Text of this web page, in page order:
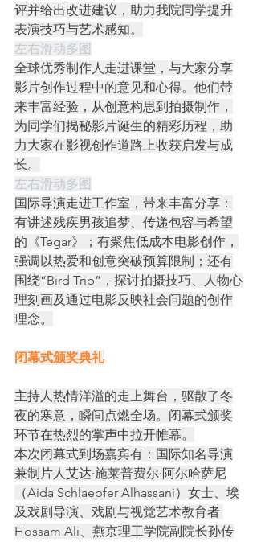
评并给出改进建议，助力我院同学提升
表演技巧与艺术感知。
左右滑动多图
全球优秀制作人走进课堂，与大家分享
影片创作过程中的意见和心得。他们带
来丰富经验，从创意构思到拍摄制作，
为同学们揭秘影片诞生的精彩历程，助
力大家在影视创作道路上收获启发与成
长。
左右滑动多图
国际导演走进工作室，带来丰富分享：
有讲述残疾男孩追梦、传递包容与希望
的《Tegar》；有聚焦低成本电影创作，
强调以热爱和创意突破预算限制；还有
围绕“Bird Trip”，探讨拍摄技巧、人物心
理刻画及通过电影反映社会问题的创作
理念。
闭幕式颁奖典礼
主持人热情洋溢的走上舞台，驱散了冬
夜的寒意，瞬间点燃全场。闭幕式颁奖
环节在热烈的掌声中拉开帷幕。
本次闭幕式到场嘉宾有：国际知名导演
兼制片人艾达·施莱普费尔·阿尔哈萨尼
（Aida Schlaepfer Alhassani）女士、埃
及戏剧导演、戏剧与视觉艺术教育者
Hossam Ali、燕京理工学院副院长孙传